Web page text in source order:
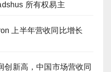
所有权易主
上半年营收同比增长
创新高，中国市场营收同